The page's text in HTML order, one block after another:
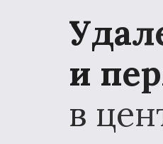
и
в